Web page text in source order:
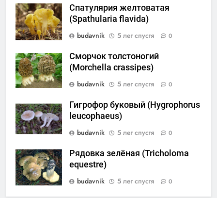
Спатулярия желтоватая
(Spathularia flavida)
budavnik
5 лет спустя 0
Сморчок толстоногий
(Morchella crassipes)
budavnik
5 лет спустя 0
Гигрофор буковый (Hygrophorus
leucophaeus)
budavnik
5 лет спустя 0
Рядовка зелёная (Tricholoma
equestre)
budavnik
5 лет спустя 0